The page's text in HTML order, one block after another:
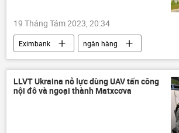
19 Tháng Tám 2023, 20:34
Eximbank
ngân hàng
Ngân hàng Nhà nước VN
Agribank
Vietcombank
Việt Nam
Kinh tế
doanh nghiệp
Kinh doanh
LLVT Ukraina nỗ lực dùng UAV tấn công
nội đô và ngoại thành Matxcơva